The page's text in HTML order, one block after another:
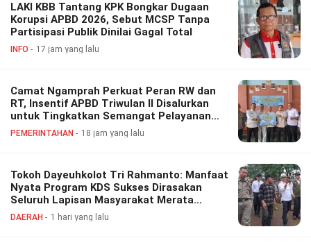
LAKI KBB Tantang KPK Bongkar Dugaan
Korupsi APBD 2026, Sebut MCSP Tanpa
Partisipasi Publik Dinilai Gagal Total
INFO 17 jam yang lalu
Camat Ngamprah Perkuat Peran RW dan
RT, Insentif APBD Triwulan II Disalurkan
untuk Tingkatkan Semangat Pelayanan
Masyarakat
PEMERINTAHAN 18 jam yang lalu
Tokoh Dayeuhkolot Tri Rahmanto: Manfaat
Nyata Program KDS Sukses Dirasakan
Seluruh Lapisan Masyarakat Merata
Sampai Pelosok.
DAERAH 1 hari yang lalu